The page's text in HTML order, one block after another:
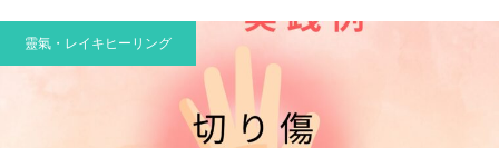
靈氣・レイキヒーリング